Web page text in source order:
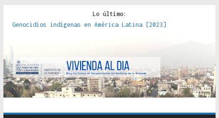
Lo último:
Genocidios indígenas en América Latina [2023]
políticas, prácticas y representaciones [2022]
crítica de las fronteras latinoamericanas [2020]
Criterios técnicos para una vivienda adecuada [2019]
Red de consultorios de la Caja del Seguro Obrero en
Santiago : un patrimonio emblemático [2014]